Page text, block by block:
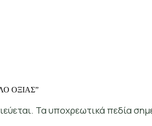
ΟΞΙΑΣ”
Τα υποχρεωτικά πεδία